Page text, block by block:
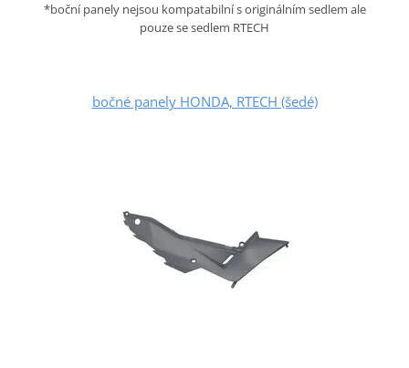
*boční panely nejsou kompatabilní s originálním sedlem ale
pouze se sedlem RTECH
bočné panely HONDA, RTECH (šedé)